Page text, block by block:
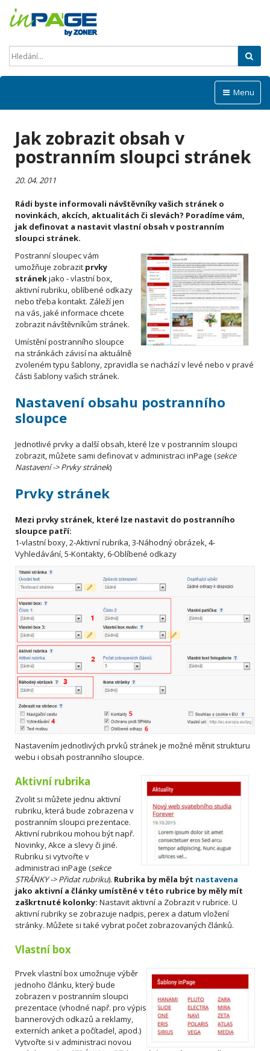
Menu
Jak zobrazit obsah v
postranním sloupci stránek
20. 04. 2011
Rádi byste informovali návštěvníky vašich stránek o
novinkách, akcích, aktualitách či slevách? Poradíme vám,
jak definovat a nastavit vlastní obsah v postranním
sloupci stránek.
Postranní sloupec vám
umožňuje zobrazit prvky
stránekjako - vlastní box,
aktivní rubriku, oblíbené odkazy
nebo třeba kontakt. Záleží jen
na vás, jaké informace chcete
zobrazit návštěvníkům stránek.
Umístění postranního sloupce
na stránkách závisí na aktuálně
zvoleném typu šablony, zpravidla se nachází v levé nebo v pravé
části šablony vašich stránek.
Nastavení obsahu postranního
sloupce
Jednotlivé prvky a další obsah, které lze v postranním sloupci
zobrazit, můžete sami definovat v administraci inPage (sekce
Nastavení -> Prvky stránek)
Prvky stránek
Mezi prvky stránek, které lze nastavit do postranního
sloupce patří:
1-vlastní boxy, 2-Aktivní rubrika, 3-Náhodný obrázek, 4-
Vyhledávání, 5-Kontakty, 6-Oblíbené odkazy
Nastavením jednotlivých prvků stránek je možné měnit strukturu
webu i obsah postranního sloupce.
Aktivní rubrika
Zvolit si můžete jednu aktivní
rubriku, která bude zobrazena v
postranním sloupci prezentace.
Aktivní rubrikou mohou být např.
Novinky, Akce a slevy či jiné.
Rubriku si vytvořte v
administraci inPage (sekce
STRÁNKY -> Přidat rubriku). Rubrika by měla být nastavena
jako aktivní a články umístěné v této rubrice by měly mít
zaškrtnuté kolonky: Nastavit aktivní a Zobrazit v rubrice. U
aktivní rubriky se zobrazuje nadpis, perex a datum vložení
stránky. Můžete si také vybrat počet zobrazovaných článků.
Vlastní box
Prvek vlastní box umožnuje výběr
jednoho článku, který bude
zobrazen v postranním sloupci
prezentace (vhodné např. pro výpis
bannerových odkazů a reklamy,
externích anket a počítadel, apod.)
Vytvořte si v administraci novou